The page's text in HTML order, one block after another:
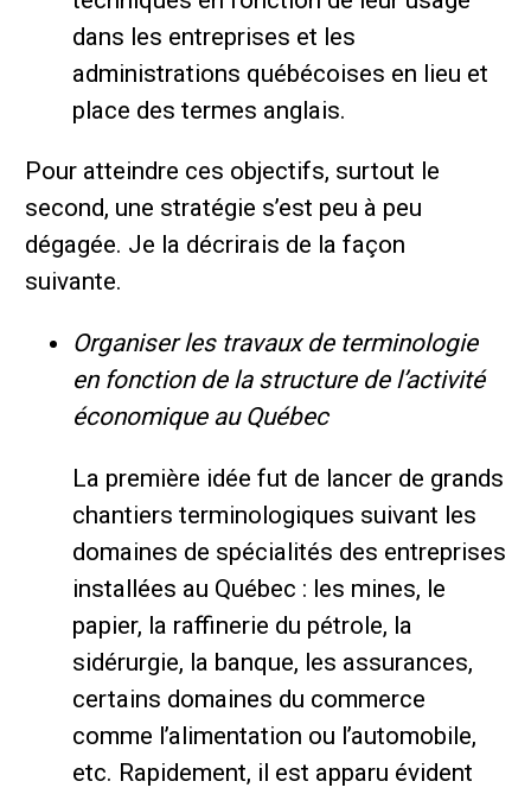
dans les entreprises et les
administrations québécoises en lieu et
place des termes anglais.
Pour atteindre ces objectifs, surtout le
second, une stratégie s’est peu à peu
dégagée. Je la décrirais de la façon
suivante.
Organiser les travaux de terminologie
en fonction de la structure de l’activité
économique au Québec
La première idée fut de lancer de grands
chantiers terminologiques suivant les
domaines de spécialités des entreprises
installées au Québec : les mines, le
papier, la raffinerie du pétrole, la
sidérurgie, la banque, les assurances,
certains domaines du commerce
comme l’alimentation ou l’automobile,
etc. Rapidement, il est apparu évident